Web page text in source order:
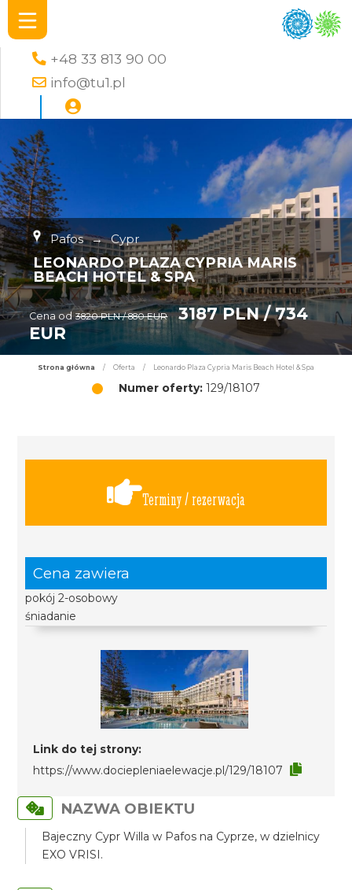
+48 33 813 90 00
info@tu1.pl
Pafos → Cypr
LEONARDO PLAZA CYPRIA MARIS
BEACH HOTEL & SPA
Cena od 3820 PLN / 880 EUR
3187 PLN / 734
EUR
Strona główna / Oferta / Leonardo Plaza Cypria Maris Beach Hotel & Spa
Numer oferty: 129/18107
Terminy / rezerwacja
Cena zawiera
pokój 2-osobowy
śniadanie
Link do tej strony:
https://www.dociepleniaelewacje.pl/129/18107
NAZWA OBIEKTU
Bajeczny Cypr Willa w Pafos na Cyprze, w dzielnicy
EXO VRISI.